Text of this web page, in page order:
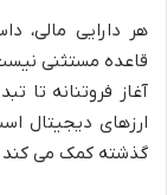
هر دارایی مالی،
قاعده مستثنی
آغاز فروتنانه تا
ارزهای دیجیتال
گذشته کمک می کند